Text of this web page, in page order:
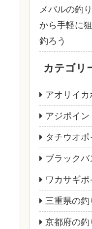
メバルの釣
から手軽に
釣ろう
カテゴリ
アオリイカ
アジポイン
タチウオポ
ブラックバ
ワカサギポ
三重県の釣
京都府の釣